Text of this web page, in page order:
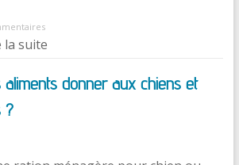
la suite
aliments donner aux chiens et
?